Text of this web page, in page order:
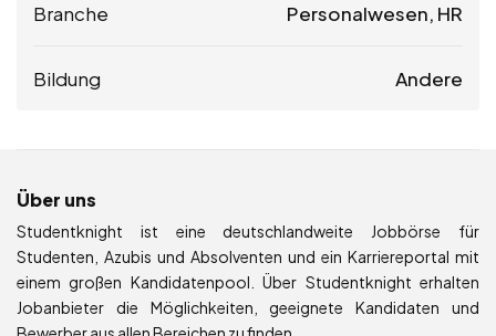
Branche Personalwesen, HR
Bildung Andere
Über uns
Studentknight ist eine deutschlandweite Jobbörse für
Studenten, Azubis und Absolventen und ein Karriereportal mit
einem großen Kandidatenpool. Über Studentknight erhalten
Jobanbieter die Möglichkeiten, geeignete Kandidaten und